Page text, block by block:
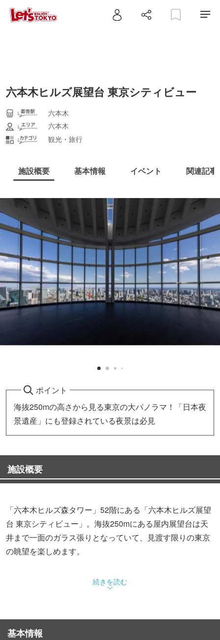
六本木ヒルズ展望台 東京シティビュー
六本木
六本木
観光・旅行
施設概要 基本情報 イベント 関連記事
ポイント
海抜250mの高さから見る東京の大パノラマ！「日本夜
景遺産」にも登録されている夜景は必見
施設概要
「六本木ヒルズ森タワー」52階にある「六本木ヒルズ展望
台 東京シティビュー」。海抜250mにある屋内展望台は天
井まで一面のガラス張りとなっていて、見渡す限りの東京
の眺望を楽しめます。
東京タワーや新宿副都心のビル群はもちろん、晴れた日に
は遠く富士山や房総半島までを見渡すことも。日没後は
輝く東京の夜景を堪能できます。
続きを読む
基本情報